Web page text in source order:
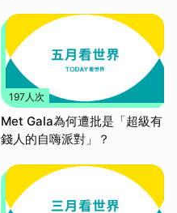
197人次
Met Gala為何遭批是「超級有
錢人的自嗨派對」？